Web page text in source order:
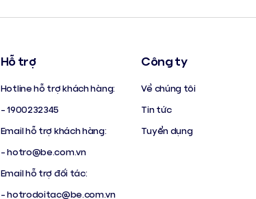
Hỗ trợ
Hotline hỗ trợ khách hàng:
- 1900232345
Email hỗ trợ khách hàng:
-hotro@be.com.vn
Email hỗ trợ đối tác:
-hotrodoitac@be.com.vn
Công ty
Về chúng tôi
Tin tức
Tuyển dụng